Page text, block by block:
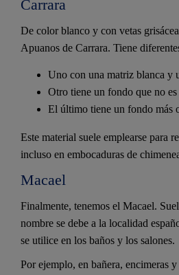
Carrara
De color blanco y con vetas
Apuanos de Carrara. Tiene
Uno con una matriz blanca y
Otro tiene un fondo que no
El último tiene un fondo más
Este material suele emplearse para
incluso en embocaduras de
Macael
Finalmente, tenemos el Macael.
nombre se debe a la localidad
se utilice en los baños y los salones.
Por ejemplo, en bañera, encimeras